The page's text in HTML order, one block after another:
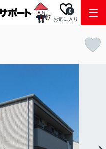
お気に入り
0